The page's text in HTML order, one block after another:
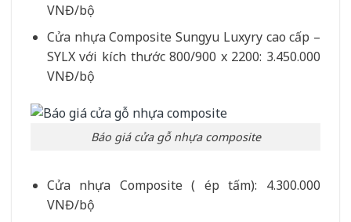
VNĐ/bộ
Cửa nhựa Composite Sungyu Luxyry cao cấp –
SYLX với kích thước 800/900 x 2200: 3.450.000
VNĐ/bộ
Báo giá cửa gỗ nhựa composite
Cửa nhựa Composite ( ép tấm): 4.300.000
VNĐ/bộ